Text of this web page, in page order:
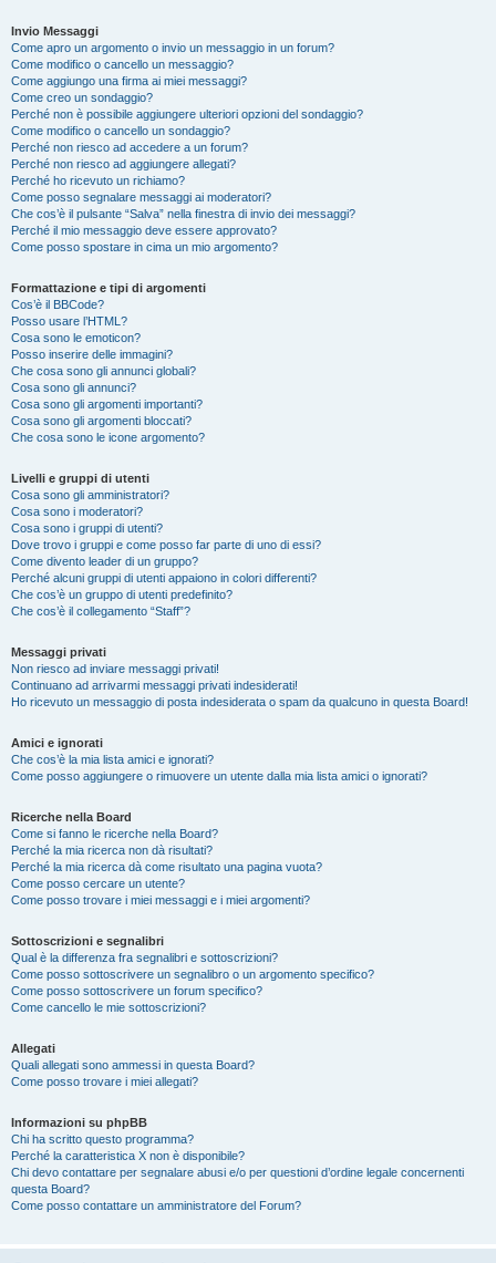
Invio Messaggi
Come apro un argomento o invio un messaggio in un forum?
Come modifico o cancello un messaggio?
Come aggiungo una firma ai miei messaggi?
Come creo un sondaggio?
Perché non è possibile aggiungere ulteriori opzioni del sondaggio?
Come modifico o cancello un sondaggio?
Perché non riesco ad accedere a un forum?
Perché non riesco ad aggiungere allegati?
Perché ho ricevuto un richiamo?
Come posso segnalare messaggi ai moderatori?
Che cos’è il pulsante “Salva” nella finestra di invio dei messaggi?
Perché il mio messaggio deve essere approvato?
Come posso spostare in cima un mio argomento?
Formattazione e tipi di argomenti
Cos’è il BBCode?
Posso usare l’HTML?
Cosa sono le emoticon?
Posso inserire delle immagini?
Che cosa sono gli annunci globali?
Cosa sono gli annunci?
Cosa sono gli argomenti importanti?
Cosa sono gli argomenti bloccati?
Che cosa sono le icone argomento?
Livelli e gruppi di utenti
Cosa sono gli amministratori?
Cosa sono i moderatori?
Cosa sono i gruppi di utenti?
Dove trovo i gruppi e come posso far parte di uno di essi?
Come divento leader di un gruppo?
Perché alcuni gruppi di utenti appaiono in colori differenti?
Che cos’è un gruppo di utenti predefinito?
Che cos’è il collegamento “Staff”?
Messaggi privati
Non riesco ad inviare messaggi privati!
Continuano ad arrivarmi messaggi privati indesiderati!
Ho ricevuto un messaggio di posta indesiderata o spam da qualcuno in questa Board!
Amici e ignorati
Che cos’è la mia lista amici e ignorati?
Come posso aggiungere o rimuovere un utente dalla mia lista amici o ignorati?
Ricerche nella Board
Come si fanno le ricerche nella Board?
Perché la mia ricerca non dà risultati?
Perché la mia ricerca dà come risultato una pagina vuota?
Come posso cercare un utente?
Come posso trovare i miei messaggi e i miei argomenti?
Sottoscrizioni e segnalibri
Qual è la differenza fra segnalibri e sottoscrizioni?
Come posso sottoscrivere un segnalibro o un argomento specifico?
Come posso sottoscrivere un forum specifico?
Come cancello le mie sottoscrizioni?
Allegati
Quali allegati sono ammessi in questa Board?
Come posso trovare i miei allegati?
Informazioni su phpBB
Chi ha scritto questo programma?
Perché la caratteristica X non è disponibile?
Chi devo contattare per segnalare abusi e/o per questioni d’ordine legale concernenti
questa Board?
Come posso contattare un amministratore del Forum?